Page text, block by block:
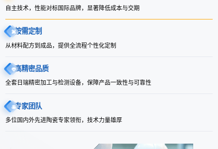
自主技术，性能对标国际品牌，显著降低成本与交期
按需定制
从材料配方到成品，提供全流程个性化定制
高精密品质
全套日瑞精密加工与检测设备，保障产品一致性与可靠性
专家团队
多位国内外先进陶瓷专家领衔，技术力量雄厚